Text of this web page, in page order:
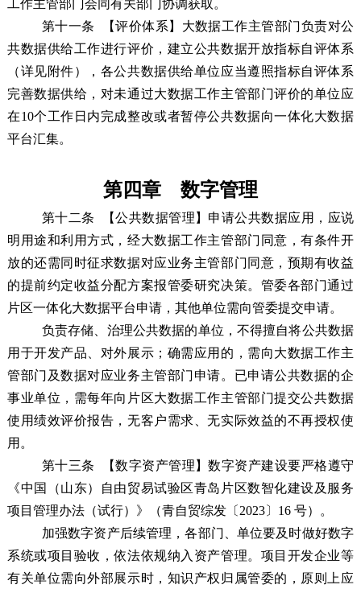
工作主管部门会同有关部门协调获取。
第十一条
【评价体系】大数据工作主管部门负责对公
共数据供给工作进行评价，建立公共数据开放指标自评体系
（详见附件），各公共数据供给单位应当遵照指标自评体系
完善数据供给，对未通过大数据工作主管部门评价的单位应
在10个工作日内完成整改或者暂停公共数据向一体化大数据
平台汇集。
第四章 数字管理
第十二条
【公共数据管理】申请公共数据应用，应说
明用途和利用方式，经大数据工作主管部门同意，有条件开
放的还需同时征求数据对应业务主管部门同意，预期有收益
的提前约定收益分配方案报管委研究决策。管委各部门通过
片区一体化大数据平台申请，其他单位需向管委提交申请。
负责存储、治理公共数据的单位，不得擅自将公共数据
用于开发产品、对外展示；确需应用的，需向大数据工作主
管部门及数据对应业务主管部门申请。已申请公共数据的企
事业单位，需每年向 片区大数据工作主管部门提交公共数据
使用绩效评价报告，无客户需求、无实际效益的不再授权使
用。
第十三条
【数字资产管理】数字资产建设要严格遵守
《中国（山东）自由贸易试验区青岛片区数智化建设及服务
项目管理办法（试行）》（青自贸综发〔2023〕16 号）。
加强数字资产后续管理，各部门、单位要及时做好数字
系统或项目验收，依法依规纳入资产管理。项目开发企业等
有关单位需向外部展示时，知识产权归属管委的，原则上应